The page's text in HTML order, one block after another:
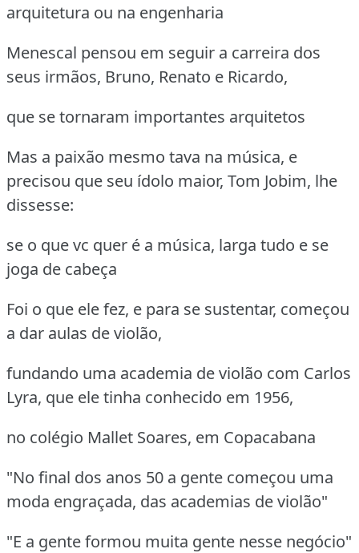
arquitetura ou na engenharia
Menescal pensou em seguir a carreira dos
seus irmãos, Bruno, Renato e Ricardo,
que se tornaram importantes arquitetos
Mas a paixão mesmo tava na música, e
precisou que seu ídolo maior, Tom Jobim, lhe
dissesse:
se o que vc quer é a música, larga tudo e se
joga de cabeça
Foi o que ele fez, e para se sustentar, começou
a dar aulas de violão,
fundando uma academia de violão com Carlos
Lyra, que ele tinha conhecido em 1956,
no colégio Mallet Soares, em Copacabana
"No final dos anos 50 a gente começou uma
moda engraçada, das academias de violão"
"E a gente formou muita gente nesse negócio"